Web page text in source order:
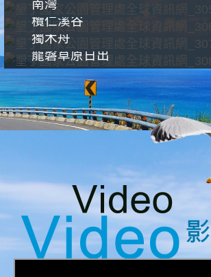
南灣
欖仁溪谷
獨木舟
龍磐草原日出